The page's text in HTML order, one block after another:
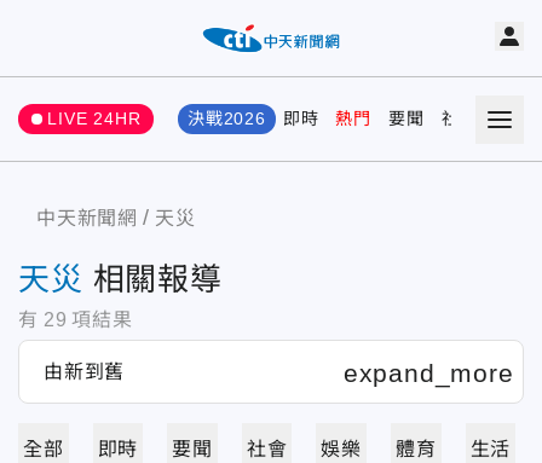
LIVE 24HR 決戰2026 即時 熱門 要聞 社會 娛樂
中天新聞網 天災
天災 相關報導
有 29 項結果
全部 即時 要聞 社會 娛樂 體育 生活